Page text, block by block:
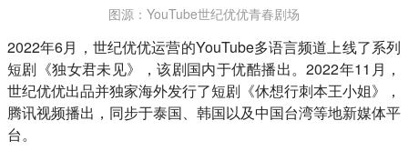
图源：YouTube世纪优优青春剧场
2022年6月，世纪优优运营的YouTube多语言频道上线了系列
短剧《独女君未见》，该剧国内于优酷播出。2022年11月，
世纪优优出品并独家海外发行了短剧《休想行刺本王小姐》，
腾讯视频播出，同步于泰国、韩国以及中国台湾等地新媒体平
台。